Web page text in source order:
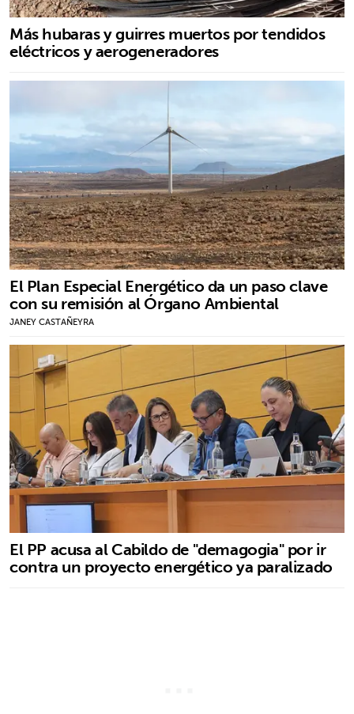
Más hubaras y guirres muertos por tendidos
eléctricos y aerogeneradores
El Plan Especial Energético da un paso clave
con su remisión al Órgano Ambiental
JANEY CASTAÑEYRA
El PP acusa al Cabildo de "demagogia" por ir
contra un proyecto energético ya paralizado